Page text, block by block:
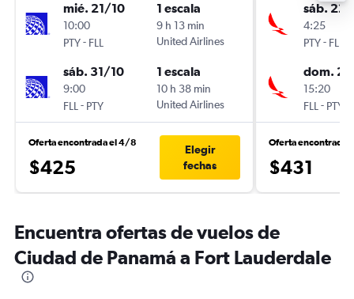
mié. 21/10
10:00
PTY- FLL
1 escala
9 h 13 min
United Airlines
sáb. 31/10
9:00
FLL - PTY
1 escala
10 h 38 min
United Airlines
Oferta encontrada el 4/8
$425
Elegir
fechas
sáb.
4:25
PTY- FLL
dom.
15:20
FLL - PTY
Oferta encontrada
$431
Encuentra ofertas de vuelos de
Ciudad de Panamá a Fort Lauderdale